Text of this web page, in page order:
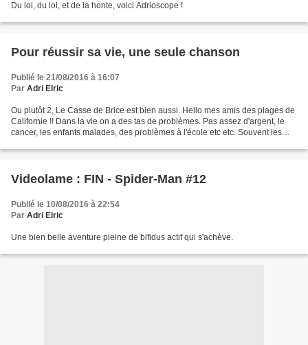
Du lol, du lol, et de la honte, voici Adrioscope !
Pour réussir sa vie, une seule chanson
Publié le 21/08/2016 à 16:07
Par Adri Elric
Ou plutôt 2, Le Casse de Brice est bien aussi. Hello mes amis des plages de
Californie !! Dans la vie on a des tas de problèmes. Pas assez d'argent, le
cancer, les enfants malades, des problèmes à l'école etc etc. Souvent les
Videolame : FIN - Spider-Man #12
Publié le 10/08/2016 à 22:54
Par Adri Elric
Une bien belle aventure pleine de bifidus actif qui s'achève.